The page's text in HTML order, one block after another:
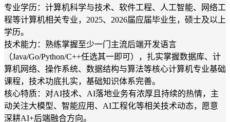
专业学历：计算机科学与技术、软件工程、人工智能、网络工
程等计算机相关专业，2025、2026届应届毕业生，硕士及以上
学历。
技术能力：熟练掌握至少一门主流后端开发语言
（Java/Go/Python/C++任选其一即可），扎实掌握数据库、计
算机网络、操作系统、数据结构与算法等核心计算机专业基础
课程，技术功底扎实，基础知识体系完善。
核心特质：对AI技术、AI落地业务有浓厚且持续的热情，主
动关注大模型、智能应用、AI工程化等相关技术动态，愿意
深耕AI+后端融合方向。